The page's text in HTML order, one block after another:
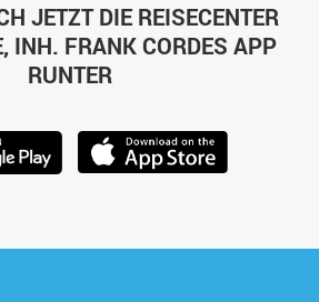
JETZT DIE REISECENTER
INH. FRANK CORDES APP
RUNTER